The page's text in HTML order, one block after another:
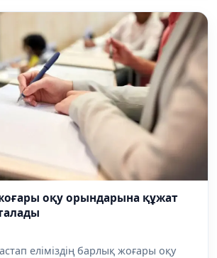
оқу орындарына құжат
еліміздің барлық жоғары оқу